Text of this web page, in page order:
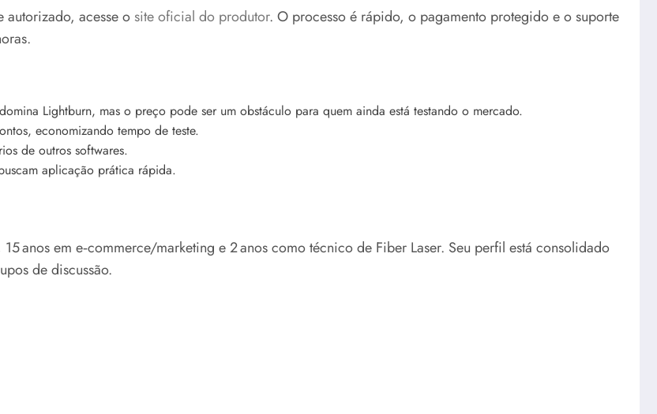
autorizado, acesse osite oficial do produtor. O processo é rápido, o pagamento protegido e o suporte
Lightburn, mas o preço pode ser um obstáculo para quem ainda está testando o mercado.
economizando tempo de teste.
de outros softwares.
aplicação prática rápida.
anos em e‑commerce/marketing e 2 anos como técnico de Fiber Laser. Seu perfil está consolidado
de discussão.